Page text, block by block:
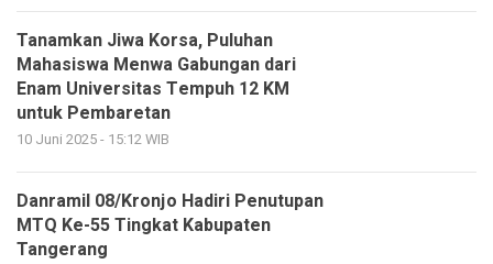
Tanamkan Jiwa Korsa, Puluhan
Mahasiswa Menwa Gabungan dari
Enam Universitas Tempuh 12 KM
untuk Pembaretan
10 Juni 2025 - 15:12 WIB
Danramil 08/Kronjo Hadiri Penutupan
MTQ Ke-55 Tingkat Kabupaten
Tangerang